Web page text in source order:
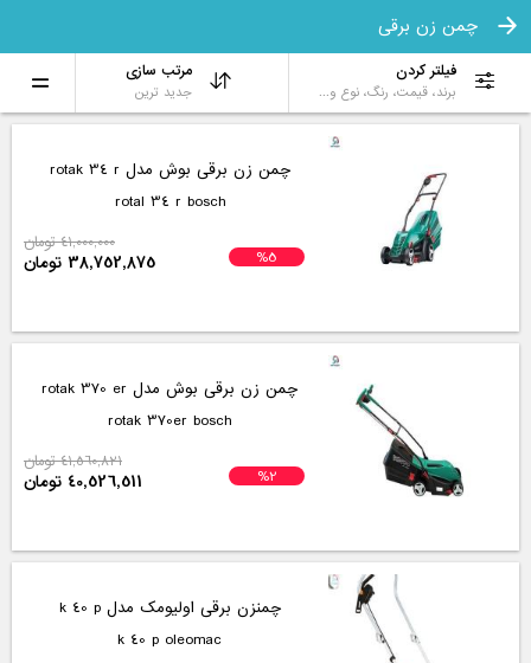
چمن زن برقی
فیلتر کردن
برند، قیمت، رنگ، نوع و...
مرتب سازی
جدید ترین
چمن زن برقی بوش مدل rotak 34 r
rotal 34 r bosch
%5
41,000,000 تومان
38,752,875 تومان
چمن زن برقی بوش مدل rotak 370 er
rotak 370er bosch
%2
41,560,821 تومان
40,526,511 تومان
چمنزن برقی اولیومک مدل k 40 p
k 40 p oleomac